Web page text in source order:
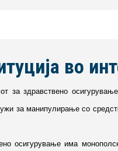
во
за здравствено
за манипулирање со
осигурување има